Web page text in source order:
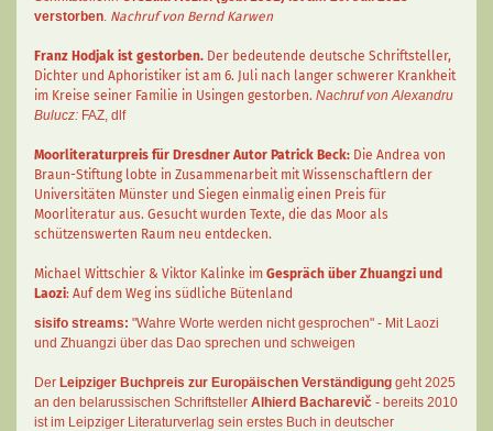
verstorben. Nachruf von Bernd Karwen
Franz Hodjak ist gestorben. Der bedeutende deutsche Schriftsteller,
Dichter und Aphoristiker ist am 6. Juli nach langer schwerer Krankheit
im Kreise seiner Familie in Usingen gestorben. Nachruf von Alexandru
Bulucz: FAZ, dlf
Moorliteraturpreis für Dresdner Autor Patrick Beck: Die Andrea von
Braun-Stiftung lobte in Zusammenarbeit mit Wissenschaftlern der
Universitäten Münster und Siegen einmalig einen Preis für
Moorliteratur aus. Gesucht wurden Texte, die das Moor als
schützenswerten Raum neu entdecken.
Michael Wittschier & Viktor Kalinke im Gespräch über Zhuangzi und
Laozi: Auf dem Weg ins südliche Bütenland
sisifo streams: "Wahre Worte werden nicht gesprochen" - Mit Laozi
und Zhuangzi über das Dao sprechen und schweigen
Der Leipziger Buchpreis zur Europäischen Verständigung geht 2025
an den belarussischen Schriftsteller Alhierd Bacharevič - bereits 2010
ist im Leipziger Literaturverlag sein erstes Buch in deutscher